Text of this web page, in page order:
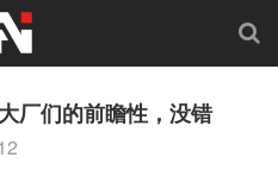
厂们的前瞻性，没错